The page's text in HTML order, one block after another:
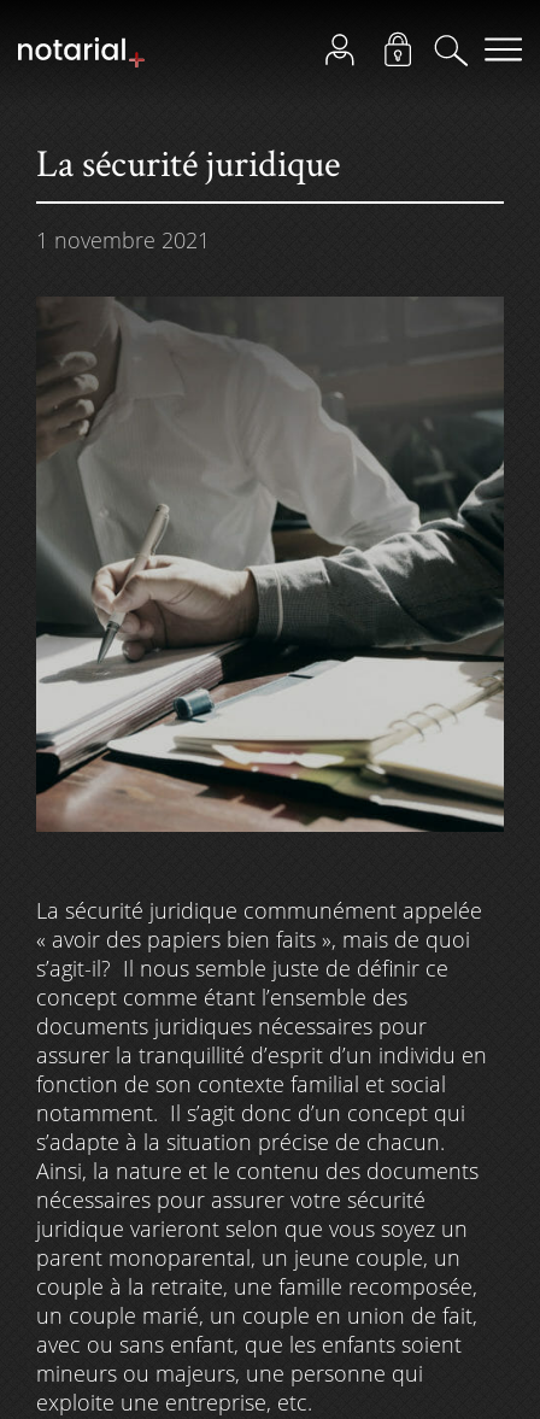
La sécurité juridique
1 novembre 2021
La sécurité juridique communément appelée
« avoir des papiers bien faits », mais de quoi
s’agit-il? Il nous semble juste de définir ce
concept comme étant l’ensemble des
documents juridiques nécessaires pour
assurer la tranquillité d’esprit d’un individu en
fonction de son contexte familial et social
notamment. Il s’agit donc d’un concept qui
s’adapte à la situation précise de chacun.
Ainsi, la nature et le contenu des documents
nécessaires pour assurer votre sécurité
juridique varieront selon que vous soyez un
parent monoparental, un jeune couple, un
couple à la retraite, une famille recomposée,
un couple marié, un couple en union de fait,
avec ou sans enfant, que les enfants soient
mineurs ou majeurs, une personne qui
exploite une entreprise, etc.